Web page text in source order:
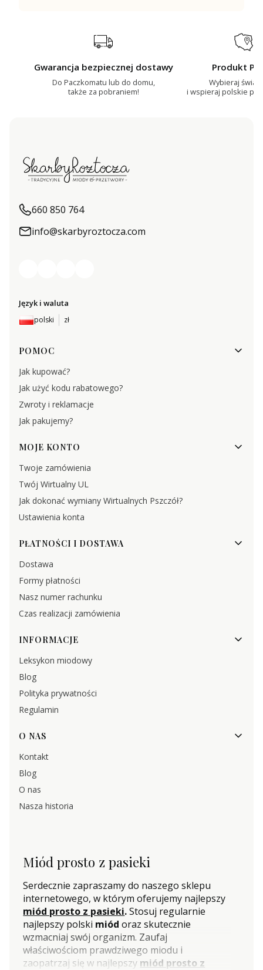
Gwarancja bezpiecznej dostawy
Do Paczkomatu lub do domu,
także za pobraniem!
Produkt
Wybieraj
i wspieraj polskie
660 850 764
info@skarbyroztocza.com
Język i waluta
polski zł
Linki w stopce
POMOC
Jak kupować?
Jak użyć kodu rabatowego?
Zwroty i reklamacje
Jak pakujemy?
MOJE KONTO
Twoje zamówienia
Twój Wirtualny UL
Jak dokonać wymiany Wirtualnych Pszczół?
Ustawienia konta
PŁATNOŚCI I DOSTAWA
Dostawa
Formy płatności
Nasz numer rachunku
Czas realizacji zamówienia
INFORMACJE
Leksykon miodowy
Blog
Polityka prywatności
Regulamin
O NAS
Kontakt
Blog
O nas
Nasza historia
Miód prosto z pasieki
Serdecznie zapraszamy do naszego sklepu
internetowego, w którym oferujemy najlepszy
miód prosto z pasieki.Stosuj regularnie
najlepszy polski miódoraz skutecznie
wzmacniaj swój organizm. Zaufaj
właściwościom prawdziwego miodu i
zaopatrzaj się w najlepszy miód prosto z